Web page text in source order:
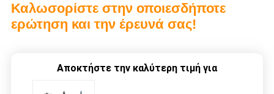
Καλωσορίστε στην οποιεσδήποτε
ερώτηση και την έρευνά σας!
Αποκτήστε την καλύτερη τιμή για